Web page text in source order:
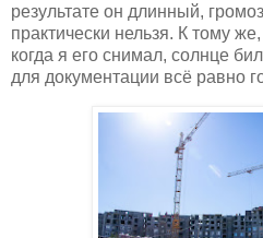
результате он длинный,
практически нельзя. К тому
когда я его снимал, солнце
для документации всё равно